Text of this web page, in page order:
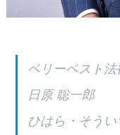
ベリーベスト
日原 聡一郎
ひはら・そう